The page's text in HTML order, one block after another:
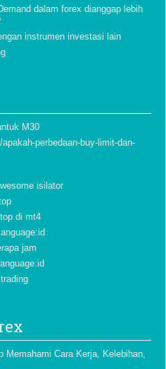
dalam forex dianggap lebih
instrumen investasi lain
M30
perbedaan-buy-limit-dan-
isilator
di mt4
jam
Memahami Cara Kerja, Kelebihan,